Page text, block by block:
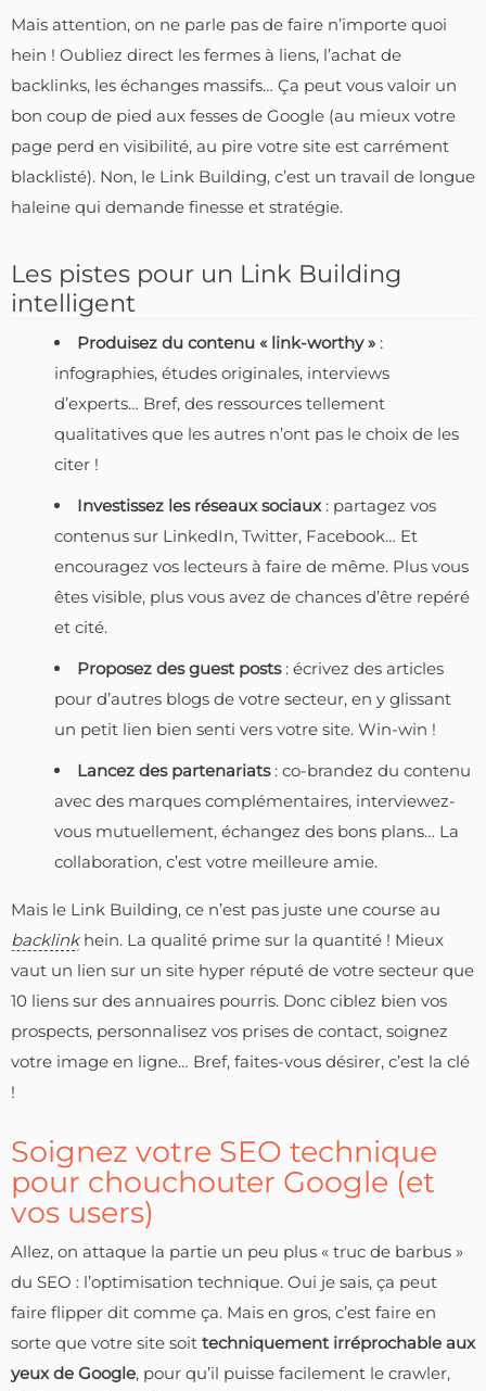
Mais attention, on ne parle pas de faire n’importe quoi
hein ! Oubliez direct les fermes à liens, l’achat de
backlinks, les échanges massifs… Ça peut vous valoir un
bon coup de pied aux fesses de Google (au mieux votre
page perd en visibilité, au pire votre site est carrément
blacklisté). Non, le Link Building, c’est un travail de longue
haleine qui demande finesse et stratégie.
Les pistes pour un Link Building
intelligent
Produisez du contenu « link-worthy » :
infographies, études originales, interviews
d’experts… Bref, des ressources tellement
qualitatives que les autres n’ont pas le choix de les
citer !
Investissez les réseaux sociaux: partagez vos
contenus sur LinkedIn, Twitter, Facebook… Et
encouragez vos lecteurs à faire de même. Plus vous
êtes visible, plus vous avez de chances d’être repéré
et cité.
Proposez des guest posts: écrivez des articles
pour d’autres blogs de votre secteur, en y glissant
un petit lien bien senti vers votre site. Win-win !
Lancez des partenariats: co-brandez du contenu
avec des marques complémentaires, interviewez-
vous mutuellement, échangez des bons plans… La
collaboration, c’est votre meilleure amie.
Mais le Link Building, ce n’est pas juste une course au
backlinkhein. La qualité prime sur la quantité ! Mieux
vaut un lien sur un site hyper réputé de votre secteur que
10 liens sur des annuaires pourris. Donc ciblez bien vos
prospects, personnalisez vos prises de contact, soignez
votre image en ligne… Bref, faites-vous désirer, c’est la clé
!
Soignez votre SEO technique
pour chouchouter Google (et
vos users)
Allez, on attaque la partie un peu plus « truc de barbus »
du SEO : l’optimisation technique. Oui je sais, ça peut
faire flipper dit comme ça. Mais en gros, c’est faire en
sorte que votre site soit techniquement irréprochable aux
yeux de Google, pour qu’il puisse facilement le crawler,